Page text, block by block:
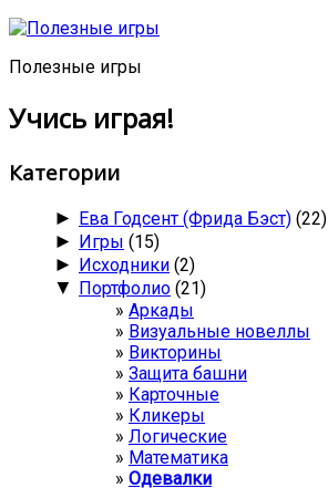
Полезные игры
Учись играя!
Категории
► Ева Годсент (Фрида Бэст) (22)
► Игры (15)
► Исходники (2)
▼ Портфолио (21)
Аркады
Визуальные новеллы
Викторины
Защита башни
Карточные
Кликеры
Логические
Математика
Одевалки